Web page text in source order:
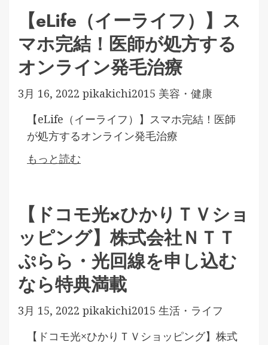
【eLife（イーライフ）】ス
マホ完結！医師が処方する
オンライン発毛治療
3月 16, 2022 pikakichi2015 美容・健康
【eLife（イーライフ）】スマホ完結！医師
が処方するオンライン発毛治療
もっと読む
【ドコモ光×ひかりＴＶショ
ッピング】株式会社ＮＴＴ
ぷらら・光回線を申し込む
なら特典満載
3月 15, 2022 pikakichi2015 生活・ライフ
【ドコモ光×ひかりＴＶショッピング】株式